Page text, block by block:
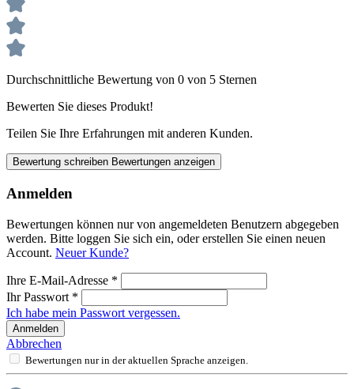
Durchschnittliche Bewertung von 0 von 5 Sternen
Bewerten Sie dieses Produkt!
Teilen Sie Ihre Erfahrungen mit anderen Kunden.
Bewertung schreiben Bewertungen anzeigen
Anmelden
Bewertungen können nur von angemeldeten Benutzern abgegeben
werden. Bitte loggen Sie sich ein, oder erstellen Sie einen neuen
Account. Neuer Kunde?
Ihre E-Mail-Adresse *
Ihr Passwort *
Ich habe mein Passwort vergessen.
Anmelden
Abbrechen
Bewertungen nur in der aktuellen Sprache anzeigen.